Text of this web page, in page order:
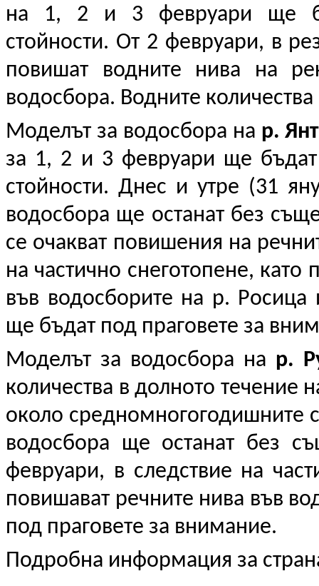
на 1, 2 и 3 февруари ще
стойности. От 2 февруари, в
повишат водните нива на
водосбора. Водните
Моделът за водосбора на р.
за 1, 2 и 3 февруари ще
стойности. Днес и утре (31
водосбора ще останат без
се очакват повишения на
на частично снеготопене,
във водосборите на р. Росица
ще бъдат под праговете за
Моделът за водосбора на р.
количества в долното течение
около средномногогодишните
водосбора ще останат без
февруари, в следствие на
повишават речните нива във
под праговете за внимание.
Подробна информация за